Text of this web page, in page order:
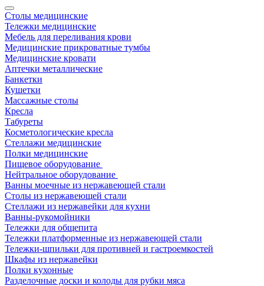
Столы медицинские
Тележки медицинские
Мебель для переливания крови
Медицинские прикроватные тумбы
Медицинские кровати
Аптечки металлические
Банкетки
Кушетки
Массажные столы
Кресла
Табуреты
Косметологические кресла
Стеллажи медицинские
Полки медицинские
Пищевое оборудование
Нейтральное оборудование
Ванны моечные из нержавеющей стали
Столы из нержавеющей стали
Стеллажи из нержавейки для кухни
Ванны-рукомойники
Тележки для общепита
Тележки платформенные из нержавеющей стали
Тележки-шпильки для противней и гастроемкостей
Шкафы из нержавейки
Полки кухонные
Разделочные доски и колоды для рубки мяса